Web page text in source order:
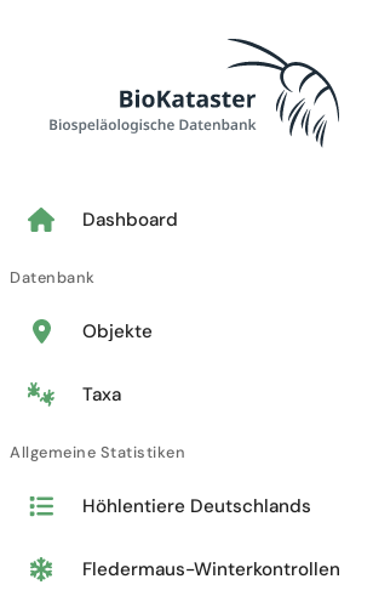
Dashboard
Datenbank
Objekte
Taxa
Allgemeine Statistiken
Höhlentiere Deutschlands
Fledermaus-Winterkontrollen